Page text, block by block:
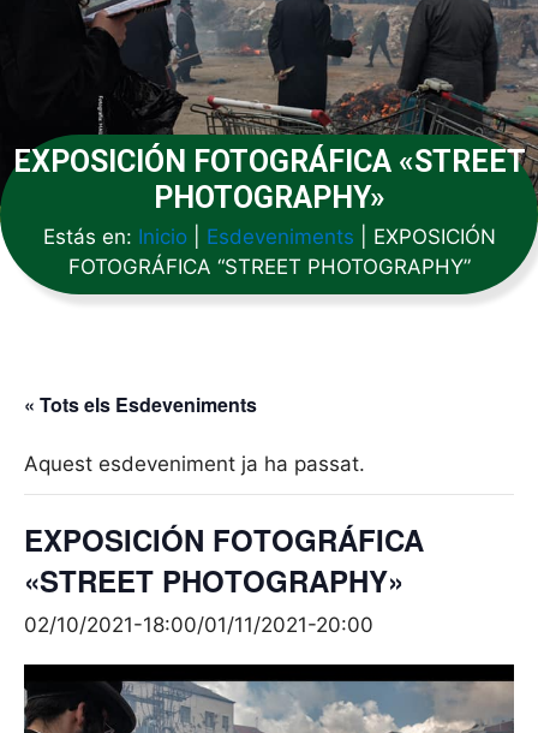
EXPOSICIÓN FOTOGRÁFICA «STREET
PHOTOGRAPHY»
Estás en: Inicio| Esdeveniments
EXPOSICIÓN
FOTOGRÁFICA “STREET PHOTOGRAPHY”
« Tots els Esdeveniments
Aquest esdeveniment ja ha passat.
EXPOSICIÓN FOTOGRÁFICA
«STREET PHOTOGRAPHY»
02/10/2021-18:00/01/11/2021-20:00